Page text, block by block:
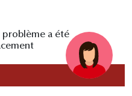
problème a été